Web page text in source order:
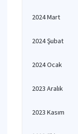
2024 Mart
2024 Şubat
2024 Ocak
2023 Aralık
2023 Kasım